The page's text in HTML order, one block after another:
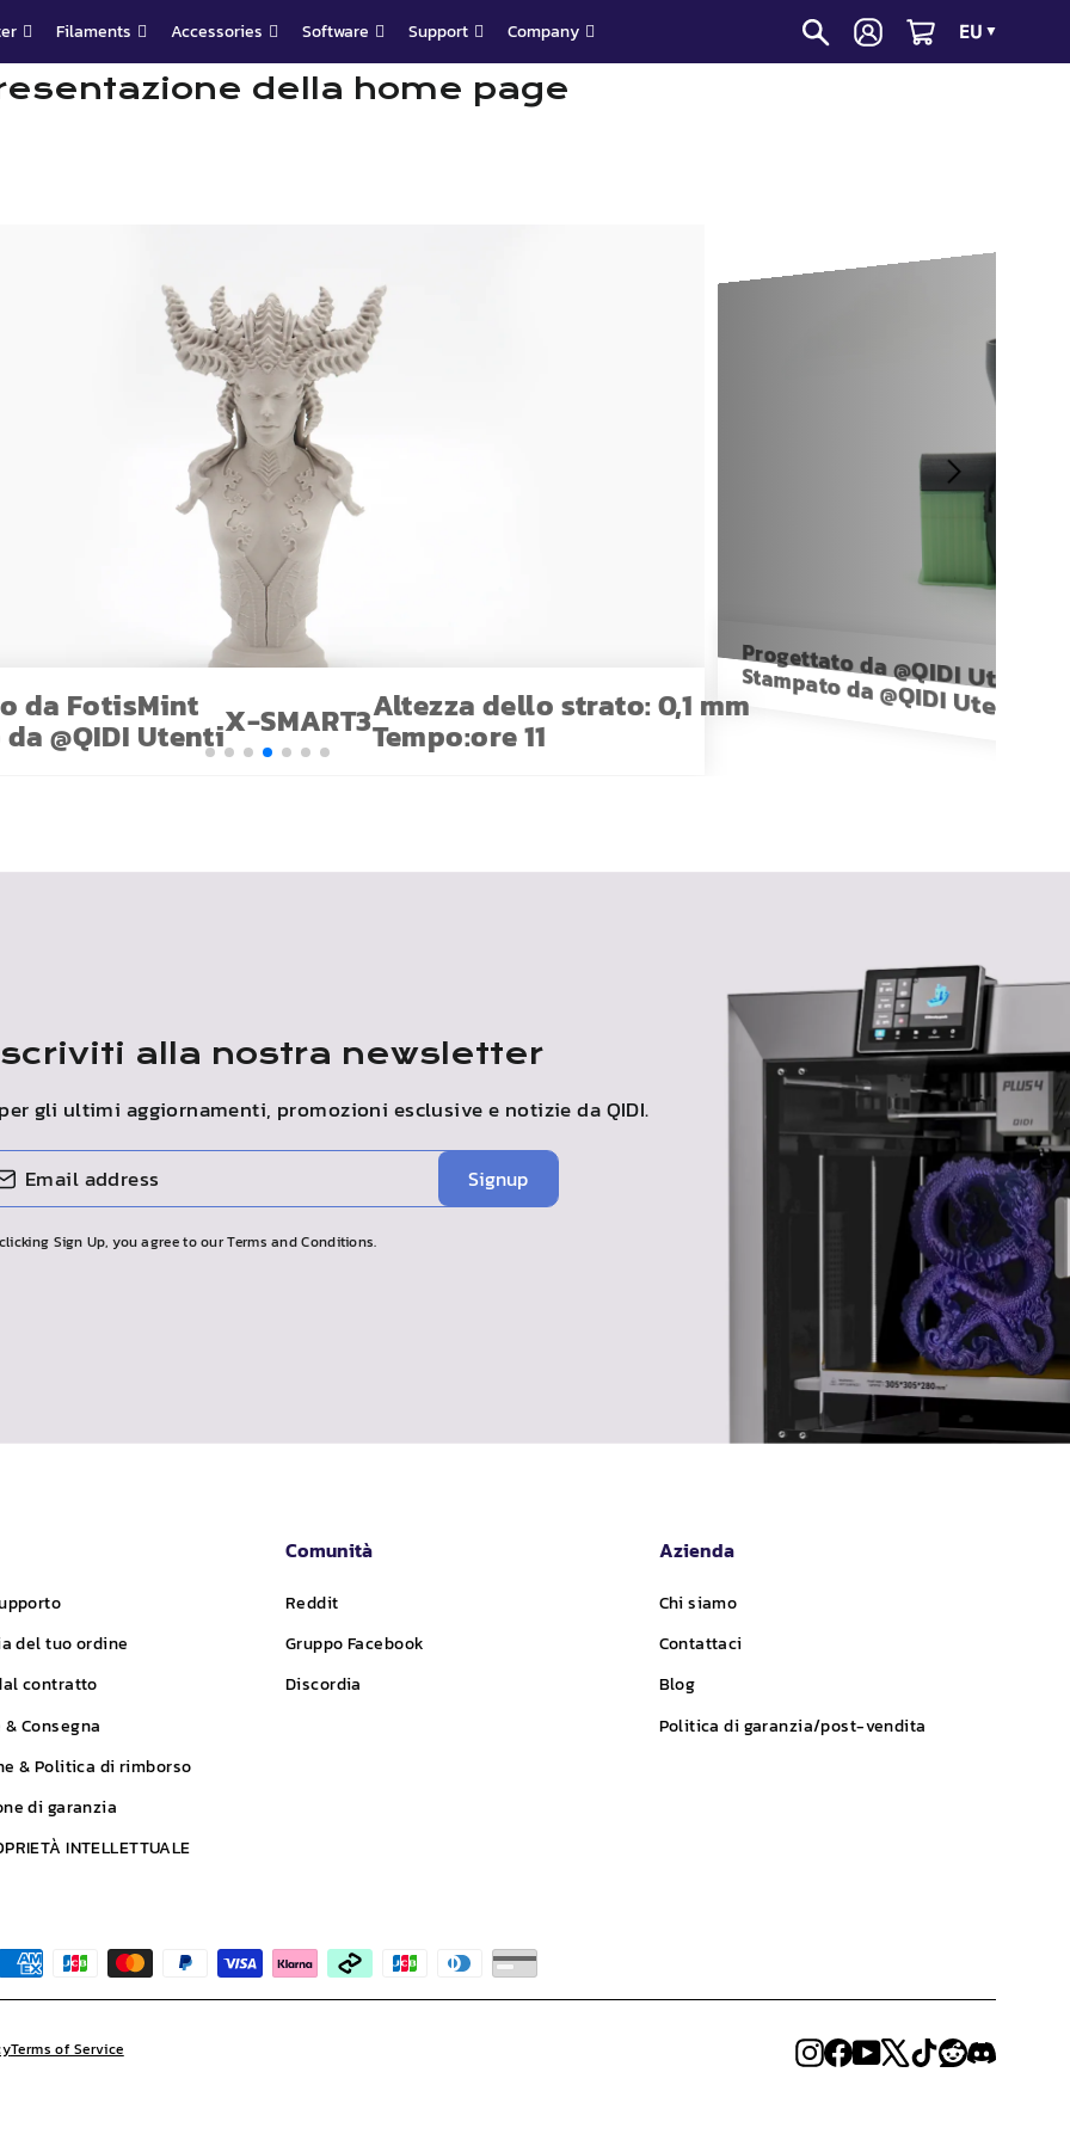
Filaments Accessories Software Support Company EU ▼
della home page
da FotisMint
da@QIDI UtentiX-SMART3Altezza dello strato: 0,1 mm
Tempo:ore 11
Progettato da@QIDIUtenti
Stampato da@QIDIUtenti
alla nostra newsletter
gli ultimi aggiornamenti, promozioni esclusive e notizie daQIDI.
Signup
Sign Up, you agree to our Terms and Conditions.
del tuo ordine
contratto
Consegna
& Politica di rimborso
di garanzia
INTELLETTUALE
Comunità
Reddit
Gruppo Facebook
Discordia
Azienda
Chi siamo
Contattaci
Blog
Politica di garanzia/post-vendita
Terms of Service Instagram
Facebook
YouTube
X TikTokRedditDiscord